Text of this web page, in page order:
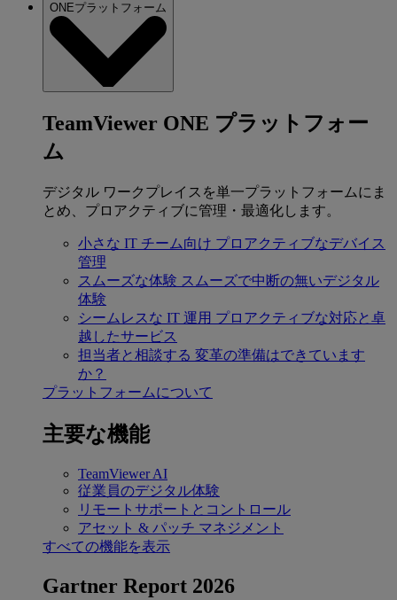
ONEプラットフォーム
TeamViewer ONE プラットフォー
ム
デジタル ワークプレイスを単一プラットフォームにま
とめ、プロアクティブに管理・最適化します。
小さな IT チーム向け プロアクティブなデバイス
管理
スムーズな体験 スムーズで中断の無いデジタル
体験
シームレスな IT 運用 プロアクティブな対応と卓
越したサービス
担当者と相談する 変革の準備はできています
か？
プラットフォームについて
主要な機能
TeamViewer AI
従業員のデジタル体験
リモートサポートとコントロール
アセット & パッチ マネジメント
すべての機能を表示
Gartner Report 2026